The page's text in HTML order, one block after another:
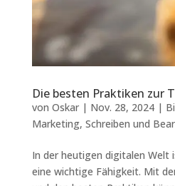
Die besten Praktiken zur
von Oskar| Nov. 28, 2024|
Marketing, Schreiben und
In der heutigen digitalen
eine wichtige Fähigkeit. Mit